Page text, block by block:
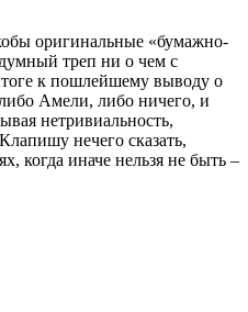
оригинальные «бумажно-
треп ни о чем с
к пошлейшему выводу о
Амели, либо ничего, и
нетривиальность,
нечего сказать,
когда иначе нельзя не быть –